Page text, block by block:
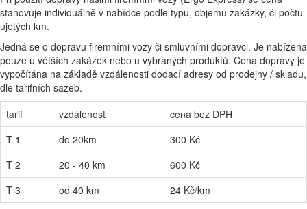
stanovuje individuálně v nabídce podle typu, objemu zakázky, či počtu
ujetých km.
Jedná se o dopravu firemními vozy či smluvními dopravci. Je nabízena
pouze u větších zakázek nebo u vybraných produktů. Cena dopravy je
vypočítána na základě vzdálenosti dodací adresy od prodejny / skladu,
dle tarifních sazeb.
tarif
vzdálenost
cena bez DPH
T 1
do 20km
300 Kč
T 2
20 - 40 km
600 Kč
T 3
od 40 km 24 Kč/km